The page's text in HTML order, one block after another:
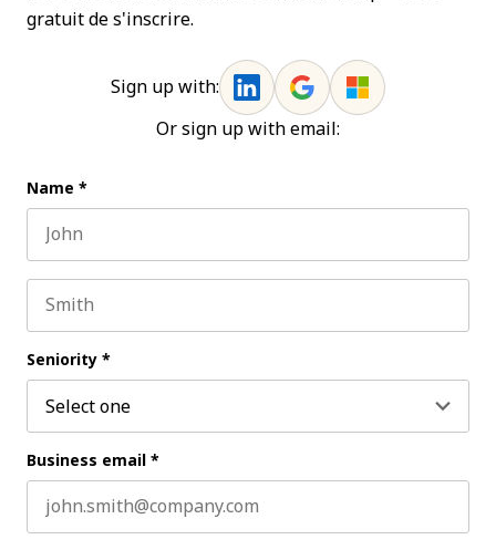
gratuit de s'inscrire.
Sign up with:
Or sign up with email:
Name *
Seniority *
Business email *